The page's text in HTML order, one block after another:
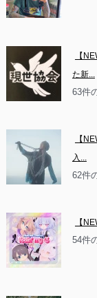
【
た新...
63件
【
入...
62件
【
54件